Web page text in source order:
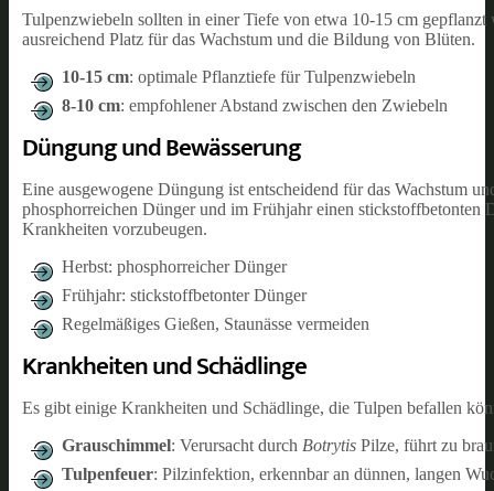
Tulpenzwiebeln sollten in einer Tiefe von etwa 10-15 cm
ausreichend Platz für das Wachstum und die Bildung von Blüten.
10-15 cm: optimale Pflanztiefe für Tulpenzwiebeln
8-10 cm: empfohlener Abstand zwischen den Zwiebeln
Düngung und Bewässerung
Eine ausgewogene Düngung ist entscheidend für das Wachstum
phosphorreichen Dünger und im Frühjahr einen stickstoffbetonten
Krankheiten vorzubeugen.
Herbst: phosphorreicher Dünger
Frühjahr: stickstoffbetonter Dünger
Regelmäßiges Gießen, Staunässe vermeiden
Krankheiten und Schädlinge
Es gibt einige Krankheiten und Schädlinge, die Tulpen befallen
Grauschimmel: Verursacht durch Botrytis Pilze, führt zu
Tulpenfeuer: Pilzinfektion, erkennbar an dünnen, langen